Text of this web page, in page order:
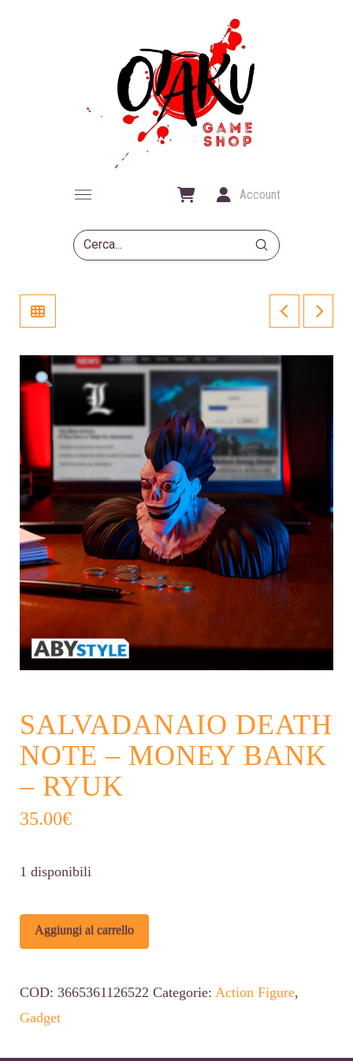
Account
Search
Submit
SALVADANAIO DEATH
NOTE – MONEY BANK
– RYUK
35.00€
1 disponibili
SALVADANAIO
DEATH
-
Money
Aggiungi al carrello
COD: 3665361126522 Categorie: Action Figure,
Gadget